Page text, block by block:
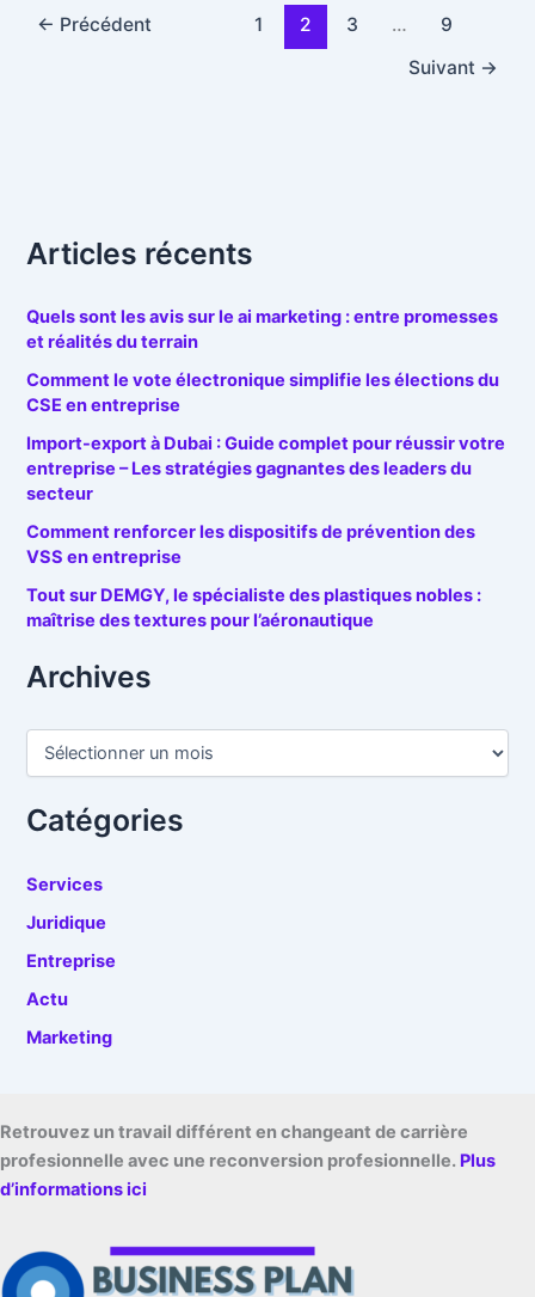
← Précédent 1 2 3 …
9
Suivant →
Articles récents
Quels sont les avis sur le ai marketing : entre promesses
et réalités du terrain
Comment le vote électronique simplifie les élections du
CSE en entreprise
Import-export à Dubai : Guide complet pour réussir votre
entreprise – Les stratégies gagnantes des leaders du
secteur
Comment renforcer les dispositifs de prévention des
VSS en entreprise
Tout sur DEMGY, le spécialiste des plastiques nobles :
maîtrise des textures pour l’aéronautique
Archives
A
h
e
Catégories
Services
Juridique
Entreprise
Actu
Marketing
Retrouvez un travail différent en changeant de carrière
profesionnelle avec une reconversion profesionnelle. Plus
d’informations ici